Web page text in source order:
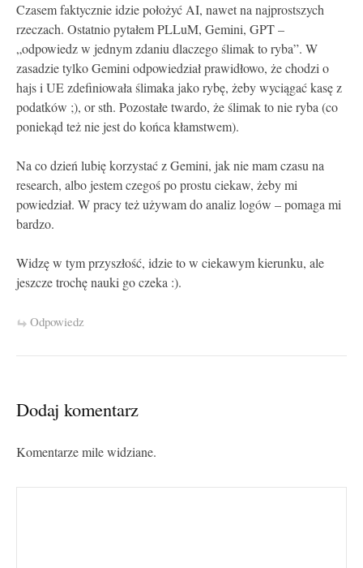
Czasem faktycznie idzie położyć AI, nawet na najprostszych
rzeczach. Ostatnio pytałem PLLuM, Gemini, GPT –
„odpowiedz w jednym zdaniu dlaczego ślimak to ryba”. W
zasadzie tylko Gemini odpowiedział prawidłowo, że chodzi o
hajs i UE zdefiniowała ślimaka jako rybę, żeby wyciągać kasę z
podatków ;), or sth. Pozostałe twardo, że ślimak to nie ryba (co
poniekąd też nie jest do końca kłamstwem).
Na co dzień lubię korzystać z Gemini, jak nie mam czasu na
research, albo jestem czegoś po prostu ciekaw, żeby mi
powiedział. W pracy też używam do analiz logów – pomaga mi
bardzo.
Widzę w tym przyszłość, idzie to w ciekawym kierunku, ale
jeszcze trochę nauki go czeka :).
Odpowiedz
Dodaj komentarz
Komentarze mile widziane.